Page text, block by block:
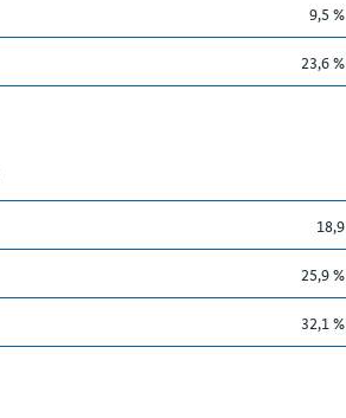
9,5 %
23,6 %
18,9
25,9 %
32,1 %